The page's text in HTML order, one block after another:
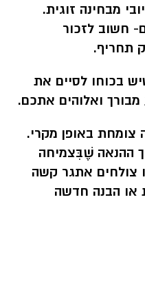
מבחינה זוגית.
חשוב לזכור
תחריף.
בכוחו לסיים את
ואלוהים אתכם.
צומחת באופן מקרי.
ההנאה שֶׁבִּצמיחה
צולחים אתגר קשה
או הבנה חדשה